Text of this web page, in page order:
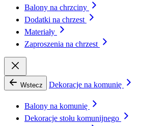
Balony na chrzciny
Dodatki na chrzest
Materiały
Zaproszenia na chrzest
Wstecz Dekoracje na komunię
Balony na komunię
Dekoracje stołu komunijnego